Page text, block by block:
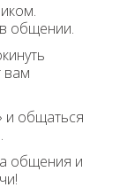
общении.
вам
и общаться
общения и